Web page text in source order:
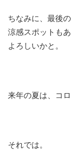
ちなみに、最後
涼感スポットも
よろしいかと。
来年の夏は、コ
それでは。